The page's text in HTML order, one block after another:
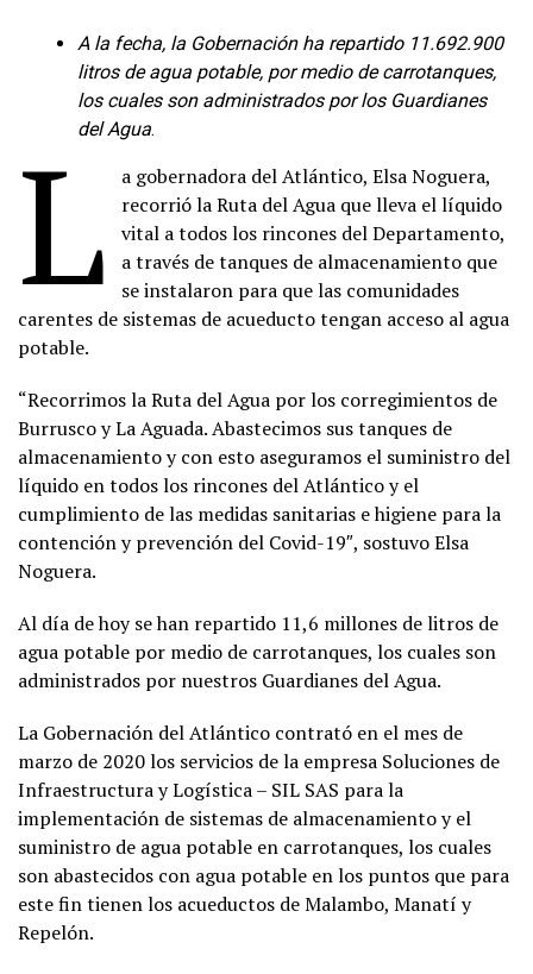
A la fecha, la Gobernación ha repartido 11.692.900
litros de agua potable, por medio de carrotanques,
los cuales son administrados por los Guardianes
del Agua.
L
a gobernadora del Atlántico, Elsa Noguera,
recorrió la Ruta del Agua que lleva el líquido
vital a todos los rincones del Departamento,
a través de tanques de almacenamiento que
se instalaron para que las comunidades
carentes de sistemas de acueducto tengan acceso al agua
potable.
“Recorrimos la Ruta del Agua por los corregimientos de
Burrusco y La Aguada. Abastecimos sus tanques de
almacenamiento y con esto aseguramos el suministro del
líquido en todos los rincones del Atlántico y el
cumplimiento de las medidas sanitarias e higiene para la
contención y prevención del Covid-19″, sostuvo Elsa
Noguera.
Al día de hoy se han repartido 11,6 millones de litros de
agua potable por medio de carrotanques, los cuales son
administrados por nuestros Guardianes del Agua.
La Gobernación del Atlántico contrató en el mes de
marzo de 2020 los servicios de la empresa Soluciones de
Infraestructura y Logística – SIL SAS para la
implementación de sistemas de almacenamiento y el
suministro de agua potable en carrotanques, los cuales
son abastecidos con agua potable en los puntos que para
este fin tienen los acueductos de Malambo, Manatí y
Repelón.